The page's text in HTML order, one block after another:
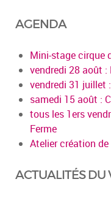
AGENDA
Mini-stage cirque
vendredi 28 août
vendredi 31 juillet
samedi 15 août :
tous les 1ers
Ferme
Atelier création de
ACTUALITÉS DU